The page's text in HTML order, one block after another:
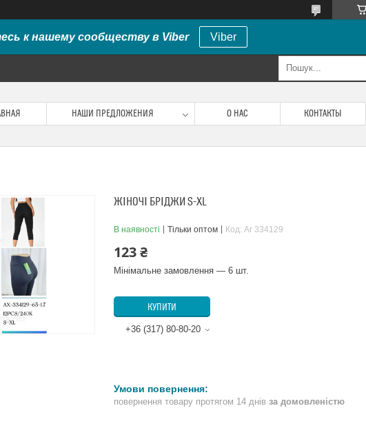
к нашему сообществу в Viber Viber
НАШИ ПРЕДЛОЖЕНИЯ О НАС КОНТАКТЫ
ЖІНОЧІ БРІДЖИ S-XL
В наявності Тільки оптом Код: Ar 334129
123 ₴
Мінімальне замовлення — 6 шт.
КУПИТИ
+36 (317) 80-80-20
повернення товару протягом 14 днів за домовленістю